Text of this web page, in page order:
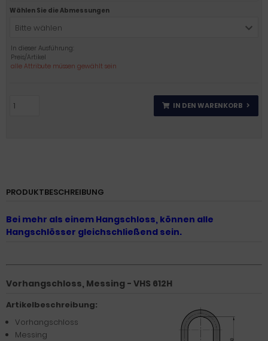
Wählen Sie die Abmessungen
Bitte wählen
In dieser Ausführung:
Preis/Artikel
alle Attribute müssen gewählt sein
IN DEN WARENKORB
PRODUKTBESCHREIBUNG
Bei mehr als einem Hangschloss, können alle
Hangschlösser gleichschließend sein.
Vorhangschloss, Messing - VHS 612H
Artikelbeschreibung:
Vorhangschloss
Messing